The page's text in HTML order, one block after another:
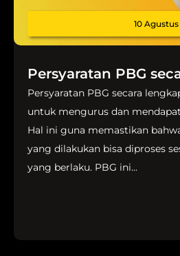
10
Persyaratan PBG
Persyaratan PBG secara
untuk mengurus dan
Hal ini guna memastikan
yang dilakukan bisa diproses
yang berlaku. PBG ini...